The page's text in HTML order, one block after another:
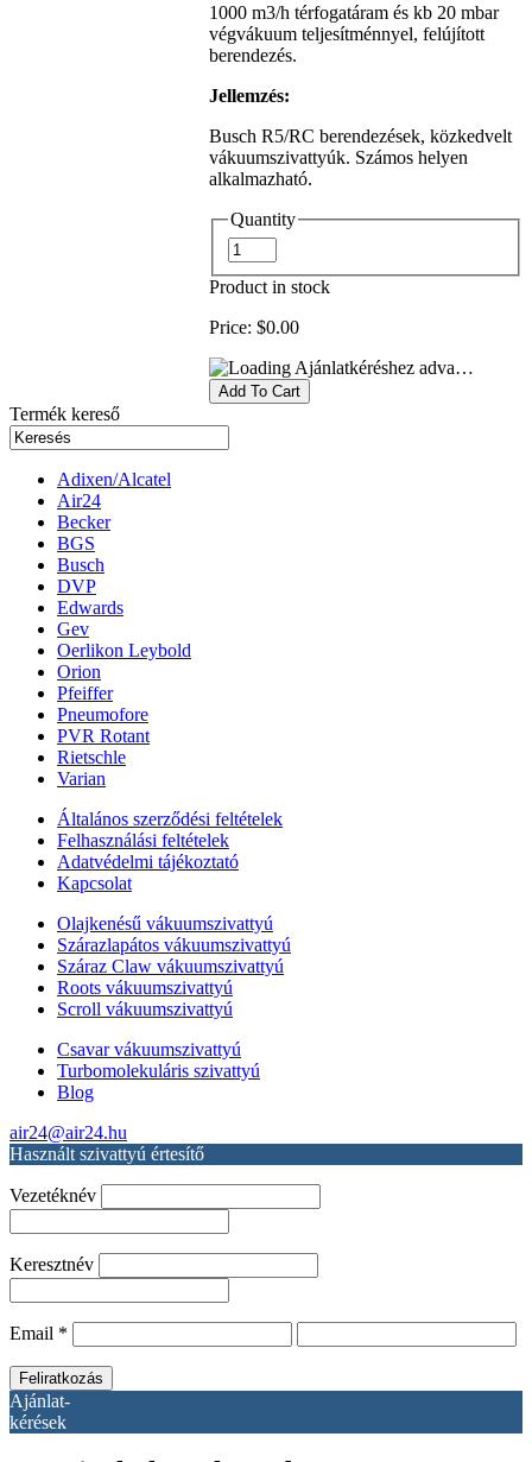
1000 m3/h térfogatáram és kb 20 mbar
végvákuum teljesítménnyel, felújított
berendezés.
Jellemzés:
Busch R5/RC berendezések, közkedvelt
vákuumszivattyúk. Számos helyen
alkalmazható.
Quantity
Product in stock
Price: $0.00
Ajánlatkéréshez adva…
Termék kereső
Adixen/Alcatel
Air24
Becker
BGS
Busch
DVP
Edwards
Gev
Oerlikon Leybold
Orion
Pfeiffer
Pneumofore
PVR Rotant
Rietschle
Varian
Általános szerződési feltételek
Felhasználási feltételek
Adatvédelmi tájékoztató
Kapcsolat
Olajkenésű vákuumszivattyú
Szárazlapátos vákuumszivattyú
Száraz Claw vákuumszivattyú
Roots vákuumszivattyú
Scroll vákuumszivattyú
Csavar vákuumszivattyú
Turbomolekuláris szivattyú
Blog
air24@air24.hu
Használt szivattyú értesítő
Vezetéknév
Keresztnév
Email *
Ajánlat-
kérések